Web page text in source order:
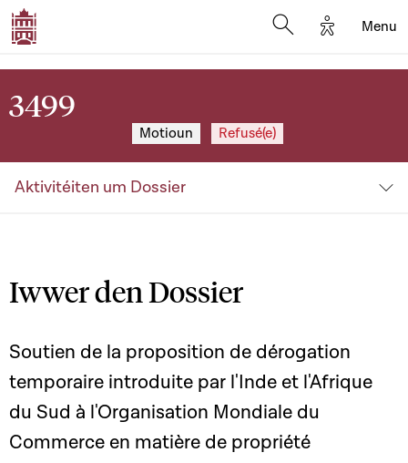
Options
Menu
3499
Motioun Refusé(e)
Aktivitéiten um Dossier
Iwwer den Dossier
Soutien de la proposition de dérogation
temporaire introduite par l'Inde et l'Afrique
du Sud à l'Organisation Mondiale du
Commerce en matière de propriété